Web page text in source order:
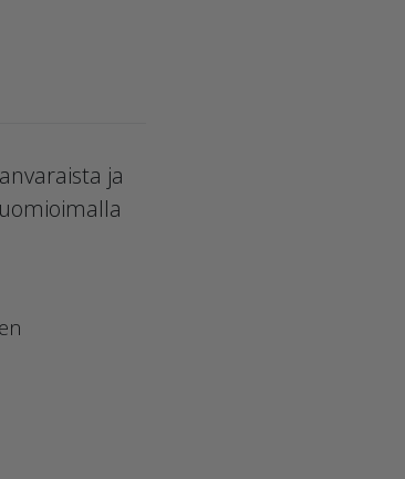
ja